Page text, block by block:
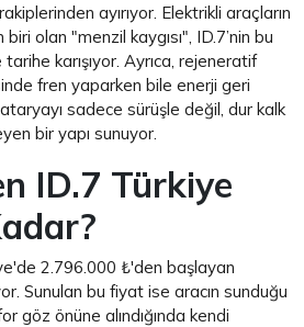
ayırıyor. Elektrikli araçların
olan "menzil kaygısı", ID.7’nin bu
karışıyor. Ayrıca, rejeneratif
fren yaparken bile enerji geri
sadece sürüşle değil, dur kalk
bir yapı sunuyor.
ID.7 Türkiye
2.796.000 ₺'den başlayan
Sunulan bu fiyat ise aracın sunduğu
göz önüne alındığında kendi